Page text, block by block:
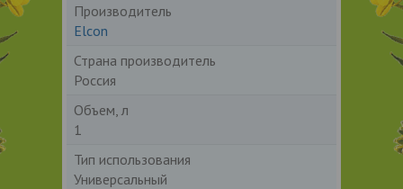
Производитель
Elcon
Страна производитель
Россия
Объем, л
1
Тип использования
Универсальный